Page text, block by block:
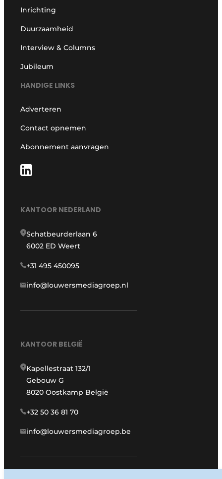
Inrichting
Duurzaamheid
Interview & Columns
Jubileum
HANDIGE LINKS
Adverteren
Contact opnemen
Abonnement aanvragen
KANTOOR NEDERLAND
Schatbeurderlaan 6
6002 ED Weert
+31 495 450095
info@louwersmediagroep.nl
KANTOOR BELGIË
Kapellestraat 132/1
Gebouw G
8020 Oostkamp België
+32 50 36 81 70
info@louwersmediagroep.be